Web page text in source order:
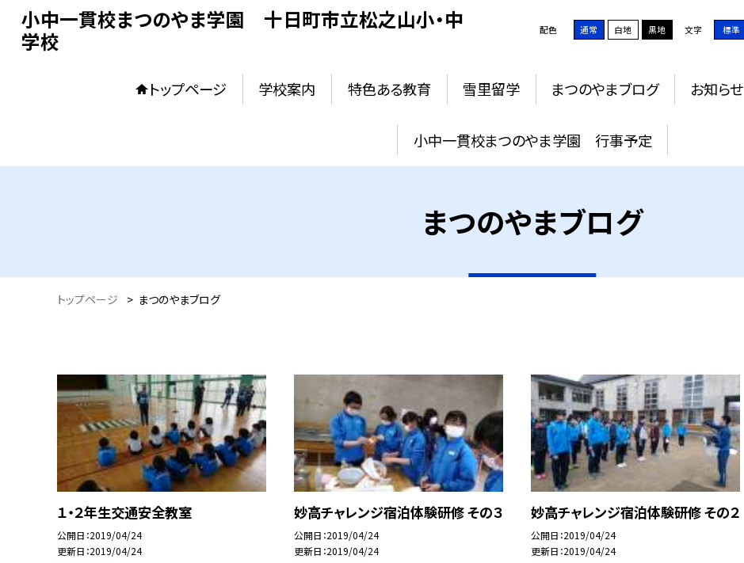
小中一貫校まつのやま学園 十日町市立松之山小・中
学校
配色 通常 白地 黒地 文字 標準
トップページ 学校案内 特色ある教育 雪里留学 まつのやまブログ お知らせ
小中一貫校まつのやま学園 行事予定
まつのやまブログ
トップページ > まつのやまブログ
１・２年生交通安全教室
公開日 2019/04/24
更新日 2019/04/24
妙高チャレンジ宿泊体験研修 その３
公開日 2019/04/24
更新日 2019/04/24
妙高チャレンジ宿泊体験研修 その２
公開日 2019/04/24
更新日 2019/04/24